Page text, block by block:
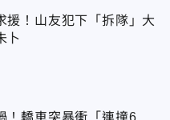
援！山友犯下「拆隊」大
卜